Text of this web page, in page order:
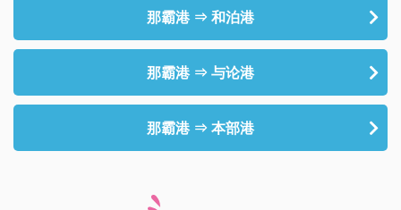
那霸港 ⇒ 和泊港
那霸港 ⇒ 与论港
那霸港 ⇒ 本部港